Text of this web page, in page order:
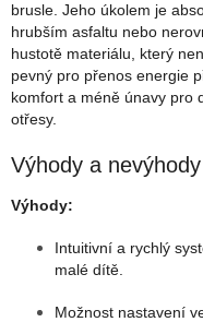
brusle. Jeho úkolem je
hrubším asfaltu nebo
hustotě materiálu, který
pevný pro přenos energie
komfort a méně únavy pro
otřesy.
Výhody a nevýhody
Výhody:
Intuitivní a rychlý
malé dítě.
Možnost nastavení